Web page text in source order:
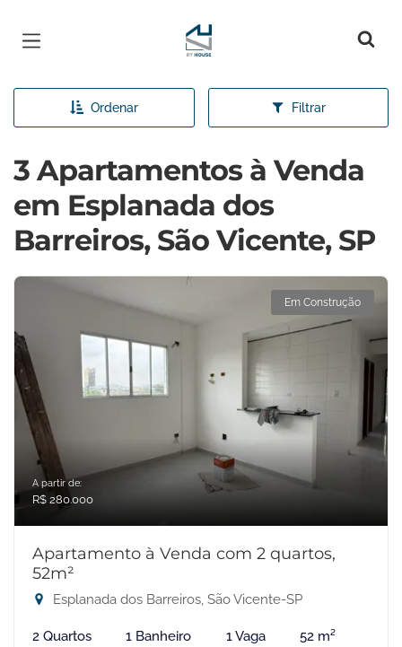
Página inicial
Ordenar Filtrar
3 Apartamentos à Venda
em Esplanada dos
Barreiros, São Vicente, SP
Em Construção
A partir de:
R$ 280.000
Apartamento à Venda com 2 quartos,
52m²
Esplanada dos Barreiros, São Vicente-SP
2 Quartos 1 Banheiro 1 Vaga 52 m²